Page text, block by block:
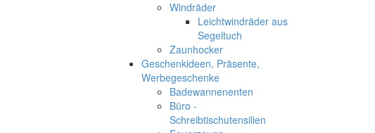
Windräder
Leichtwindräder aus
Segeltuch
Zaunhocker
Geschenkideen, Präsente,
Werbegeschenke
Badewannenenten
Büro -
Schreibtischutensilien